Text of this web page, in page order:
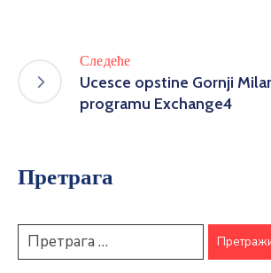
Следеће
Ucesce opstine Gornji
programu Exchange4
Претрага